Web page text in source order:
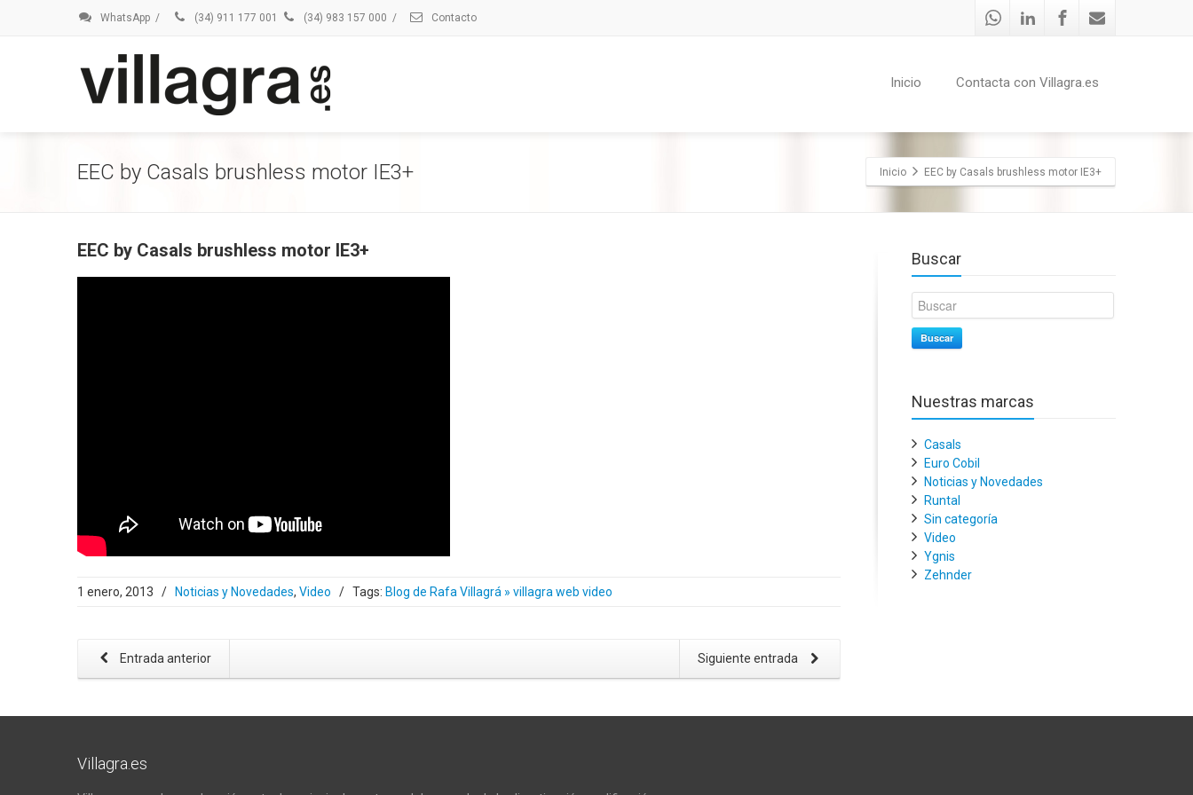
WhatsApp / (34) 911 177 001 (34) 983 157 000 / Contacto
Inicio Contacta con Villagra.es
EEC by Casals brushless motor IE3+ Inicio EEC by Casals brushless motor IE3+
EEC by Casals brushless motor IE3+
1 enero, 2013 / Noticias y Novedades, Video / Tags: Blog de Rafa Villagrá » villagra web video
Siguiente entrada
Entrada anterior
Buscar
Buscar
Nuestras marcas
Casals
Euro Cobil
Noticias y Novedades
Runtal
Sin categoría
Video
Ygnis
Zehnder
Villagra.es